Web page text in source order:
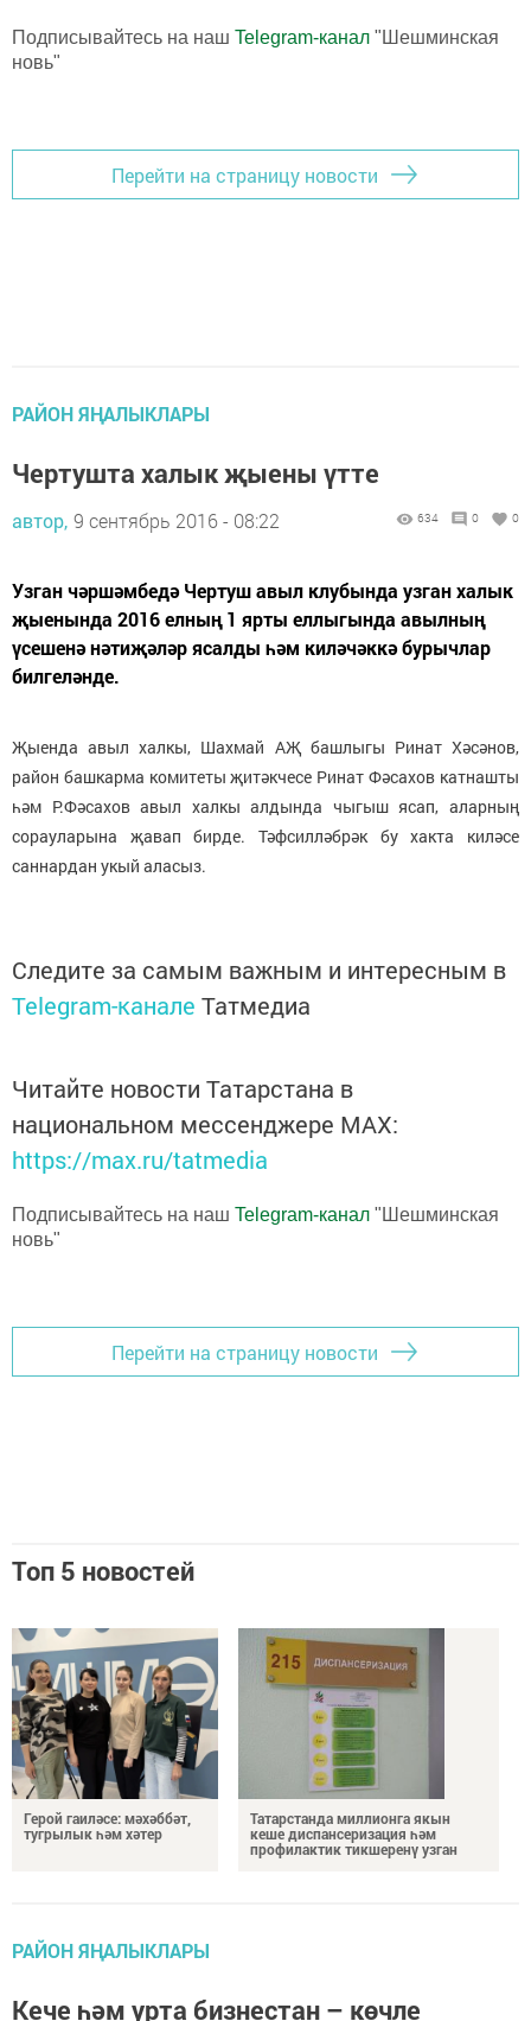
Подписывайтесь на наш Telegram-канал "Шешминская
новь"
Перейти на страницу новости
РАЙОН ЯҢАЛЫКЛАРЫ
Чертушта халык җыены үтте
автор, 9 сентябрь 2016 - 08:22 634 0 0
Узган чәршәмбедә Чертуш авыл клубында узган халык
җыенында 2016 елның 1 ярты еллыгында авылның
үсешенә нәтиҗәләр ясалды һәм киләчәккә бурычлар
билгеләнде.
Җыенда авыл халкы, Шахмай АҖ башлыгы Ринат Хәсәнов,
район башкарма комитеты җитәкчесе Ринат Фәсахов катнашты
һәм Р.Фәсахов авыл халкы алдында чыгыш ясап, аларның
сорауларына җавап бирде. Тәфсилләбрәк бу хакта киләсе
саннардан укый аласыз.
Следите за самым важным и интересным в
Telegram-канале Татмедиа
Читайте новости Татарстана в
национальном мессенджере MАХ:
https://max.ru/tatmedia
Подписывайтесь на наш Telegram-канал "Шешминская
новь"
Перейти на страницу новости
Топ 5 новостей
Герой гаиләсе: мәхәббәт,
тугрылык һәм хәтер
Татарстанда миллионга якын
кеше диспансеризация һәм
профилактик тикшеренү узган
РАЙОН ЯҢАЛЫКЛАРЫ
Кече һәм урта бизнестан – көчле